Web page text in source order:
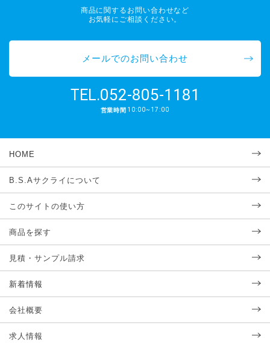
商品に関するお問い合わせなど
お気軽にご相談ください。
メールでのお問い合わせ
TEL.052-805-1181
営業時間 10:00~17:00
HOME
B.S.Aサクライについて
このサイトの使い方
商品を探す
見積・サンプル請求
新着情報
会社概要
求人情報